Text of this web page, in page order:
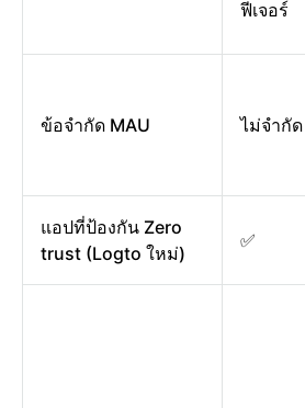
ฟีเจอร์
ข้อจำกัด MAU ไม่จำกัด
แอปที่ป้องกัน Zero
trust (Logto ใหม่)
✅